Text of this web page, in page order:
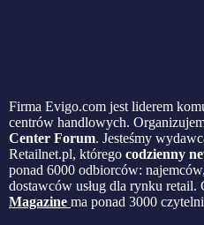
Firma Evigo.com jest liderem
centrów handlowych.
Center Forum. Jesteśmy
Retailnet.pl, którego codzienny
ponad 6000 odbiorców:
dostawców usług dla rynku retail.
Magazine ma ponad 3000